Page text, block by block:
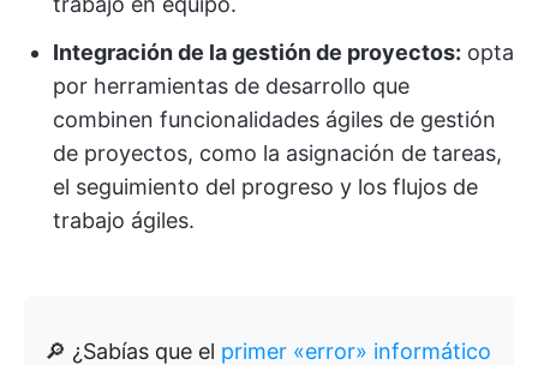
Integración de la gestión de proyectos: opta
por herramientas de desarrollo que
combinen funcionalidades ágiles de gestión
de proyectos, como la asignación de tareas,
el seguimiento del progreso y los flujos de
trabajo ágiles.
🔎 ¿Sabías que el primer «error» informático